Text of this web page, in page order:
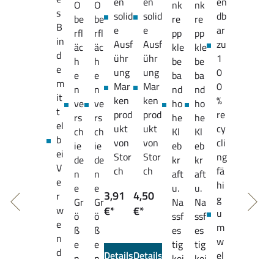
s
B
in
d
e
m
it
t
el
b
ei
V
e
r
w
e
n
d
O
be
rfl
äc
h
e
n
ve
rs
ch
ie
de
n
e
Gr
ö
ß
e
O
be
rfl
äc
h
e
n
ve
rs
ch
ie
de
n
e
Gr
ö
ß
e
solid
e
Ausf
ühr
ung
Mar
ken
prod
ukt
von
Stor
ch
3,91
€*
Details
solid
e
Ausf
ühr
ung
Mar
ken
prod
ukt
von
Stor
ch
4,50
€*
Details
nk
re
pp
kle
be
ba
nd
ho
he
Kl
eb
kr
aft
u.
Na
ssf
es
tig
nk
re
pp
kle
be
ba
nd
ho
he
Kl
eb
kr
aft
u.
Na
ssf
es
tig
db
ar
zu
1
0
0
%
re
cy
cli
ng
fä
hi
g
u
m
w
el